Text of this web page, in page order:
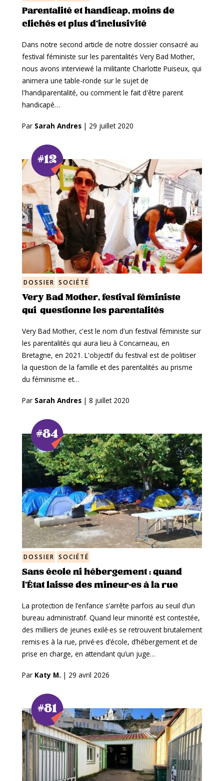
Parentalité et handicap, moins de
clichés et plus d’inclusivité
Dans notre second article de notre dossier consacré au
festival féministe sur les parentalités Very Bad Mother,
nous avons interviewé la militante Charlotte Puiseux, qui
animera une table-ronde sur le sujet de
l'handiparentalité, ou comment le fait d'être parent
handicapé…
Par Sarah Andres | 29 juillet 2020
#12
DOSSIER SOCIÉTÉ
Very Bad Mother, festival féministe
qui questionne les parentalités
Very Bad Mother, c'est le nom d'un festival féministe sur
les parentalités qui aura lieu à Concarneau, en
Bretagne, en 2021. L'objectif du festival est de politiser
la question de la famille et des parentalités au prisme
du féminisme et…
Par Sarah Andres | 8 juillet 2020
#84
DOSSIER SOCIÉTÉ
Sans école ni hébergement : quand
l’État laisse des mineur·es à la rue
La protection de l’enfance s’arrête parfois au seuil d’un
bureau administratif. Quand leur minorité est contestée,
des milliers de jeunes exilé·es se retrouvent brutalement
remis·es à la rue, privé·es d’école, d’hébergement et de
prise en charge, en attendant qu’un juge…
Par Katy M. | 29 avril 2026
#81